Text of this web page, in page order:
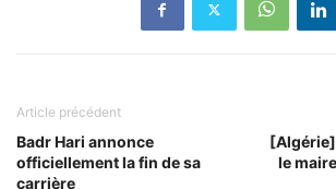
Article précédent
Badr Hari annonce
officiellement la fin de sa
carrière
[Algérie]
le